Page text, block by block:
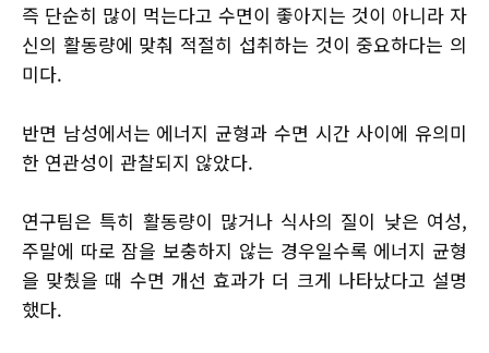
즉 단순히 많이 먹는다고 수면이 좋아지는 것이 아니라 자
신의 활동량에 맞춰 적절히 섭취하는 것이 중요하다는 의
미다.
반면 남성에서는 에너지 균형과 수면 시간 사이에 유의미
한 연관성이 관찰되지 않았다.
연구팀은 특히 활동량이 많거나 식사의 질이 낮은 여성,
주말에 따로 잠을 보충하지 않는 경우일수록 에너지 균형
을 맞췄을 때 수면 개선 효과가 더 크게 나타났다고 설명
했다.